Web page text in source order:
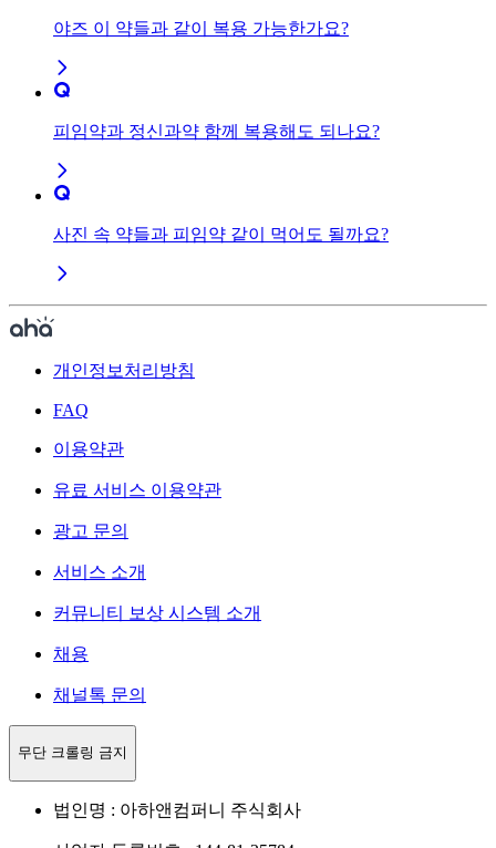
야즈 이 약들과 같이 복용 가능한가요?
피임약과 정신과약 함께 복용해도 되나요?
사진 속 약들과 피임약 같이 먹어도 될까요?
개인정보처리방침
FAQ
이용약관
유료 서비스 이용약관
광고 문의
서비스 소개
커뮤니티 보상 시스템 소개
채용
채널톡 문의
무단 크롤링 금지
법인명 : 아하앤컴퍼니 주식회사